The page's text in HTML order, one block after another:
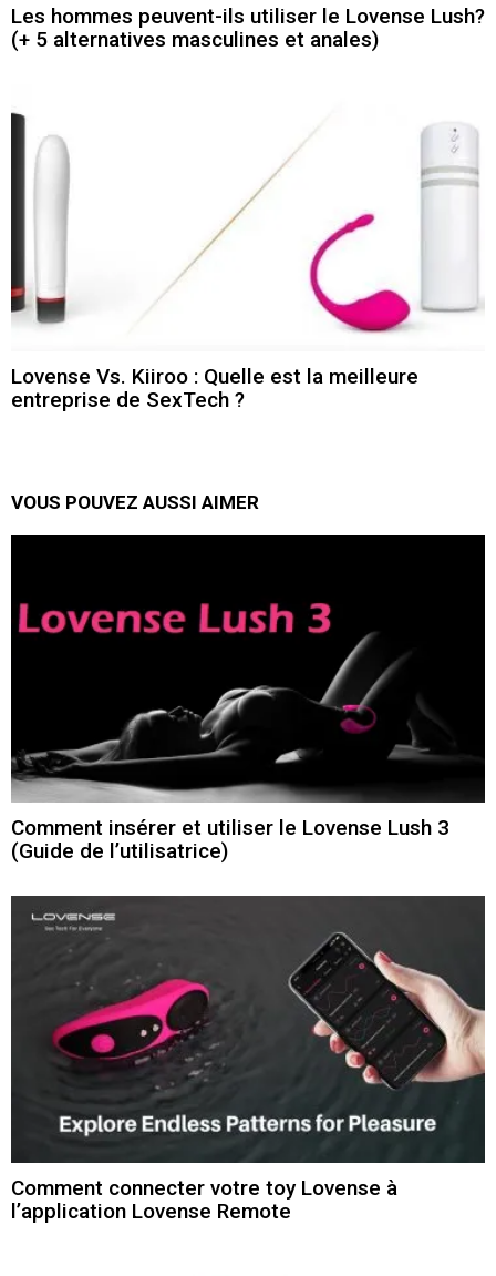
Les hommes peuvent-ils utiliser le Lovense Lush?
(+ 5 alternatives masculines et anales)
Lovense Vs. Kiiroo : Quelle est la meilleure
entreprise de SexTech ?
VOUS POUVEZ AUSSI AIMER
Comment insérer et utiliser le Lovense Lush 3
(Guide de l’utilisatrice)
Comment connecter votre toy Lovense à
l’application Lovense Remote